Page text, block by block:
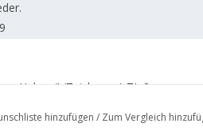
Helena" (Zeichnung) TL 2
hinzufügen / Zum Vergleich